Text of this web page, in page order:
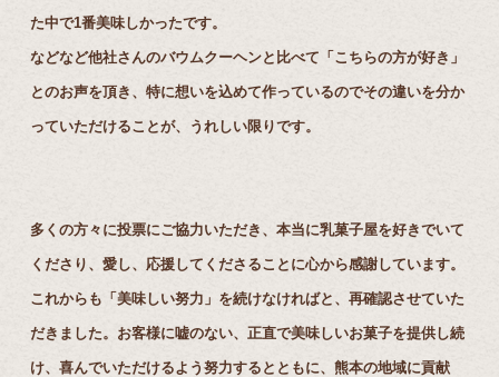
た中で1番美味しかったです。
などなど他社さんのバウムクーヘンと比べて「こちらの方が好き」
とのお声を頂き、特に想いを込めて作っているのでその違いを分か
っていただけることが、うれしい限りです。
多くの方々に投票にご協力いただき、本当に乳菓子屋を好きでいて
くださり、愛し、応援してくださることに心から感謝しています。
これからも「美味しい努力」を続けなければと、再確認させていた
だきました。お客様に嘘のない、正直で美味しいお菓子を提供し続
け、喜んでいただけるよう努力するとともに、熊本の地域に貢献